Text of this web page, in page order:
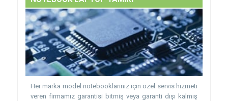
Her marka model notebooklarınız için özel servis hizmeti
veren firmamız garantisi bitmiş veya garanti dışı kalmış